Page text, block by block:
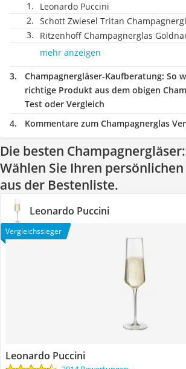
Leonardo Puccini
Schott Zwiesel Tritan
Ritzenhoff Champagnerglas
mehr anzeigen
Champagnergläser-Kaufberatung: So
richtige Produkt aus dem obigen
Test oder Vergleich
Kommentare zum Champagnerglas
Die besten Champagnergläser:
Wählen Sie Ihren
aus der Bestenliste.
Leonardo Puccini
Vergleichssieger
Leonardo Puccini